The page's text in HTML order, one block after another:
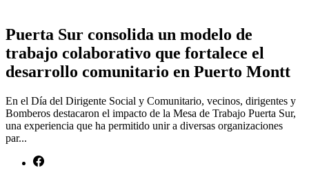
Puerta Sur consolida un modelo de
trabajo colaborativo que fortalece el
desarrollo comunitario en Puerto Montt
En el Día del Dirigente Social y Comunitario, vecinos, dirigentes y
Bomberos destacaron el impacto de la Mesa de Trabajo Puerta Sur,
una experiencia que ha permitido unir a diversas organizaciones
par...